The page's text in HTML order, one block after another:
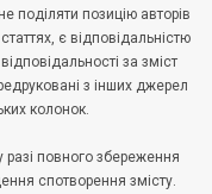
поділяти позицію авторів
є відповідальністю
за зміст
з інших джерел
колонок.
разі повного збереження
спотворення змісту.